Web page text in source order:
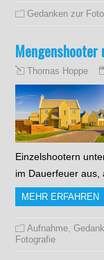
Gedanken zur
Mengenshooter
Thomas Hoppe
Einzelshootern
im Dauerfeuer
MEHR ERFAHREN
Aufnahme,
Fotografie